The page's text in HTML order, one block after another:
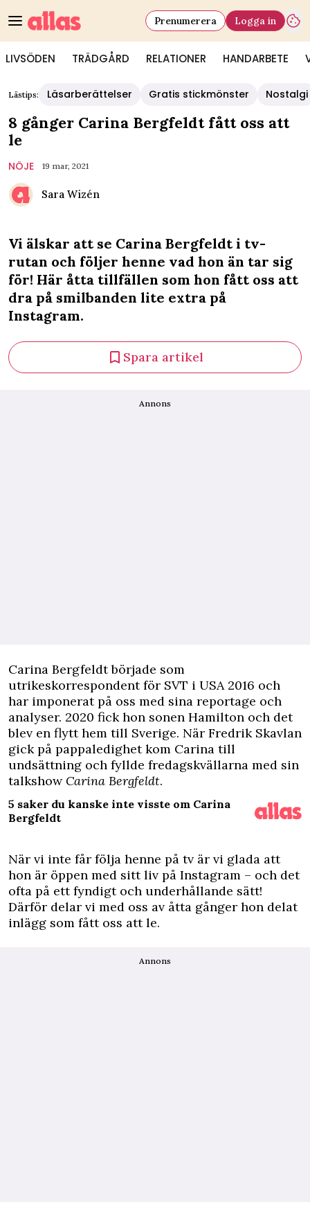
LIVSÖDEN TRÄDGÅRD RELATIONER HANDARBETE
Prenumerera Logga in
Lästips: Läsarberättelser Gratis stickmönster Nostalgi
8 gånger Carina Bergfeldt fått oss att
le
NÖJE 19 mar, 2021
Sara Wizén
Vi älskar att se Carina Bergfeldt i tv-
rutan och följer henne vad hon än tar sig
för! Här åtta tillfällen som hon fått oss att
dra på smilbanden lite extra på
Instagram.
Spara artikel
Annons
Carina Bergfeldt började som
utrikeskorrespondent för SVT i USA 2016 och
har imponerat på oss med sina reportage och
analyser. 2020 fick hon sonen Hamilton och det
blev en flytt hem till Sverige. När Fredrik Skavlan
gick på pappaledighet kom Carina till
undsättning och fyllde fredagskvällarna med sin
talkshow Carina Bergfeldt.
5 saker du kanske inte visste om Carina
Bergfeldt
När vi inte får följa henne på tv är vi glada att
hon är öppen med sitt liv på Instagram – och det
ofta på ett fyndigt och underhållande sätt!
Därför delar vi med oss av åtta gånger hon delat
inlägg som fått oss att le.
Annons